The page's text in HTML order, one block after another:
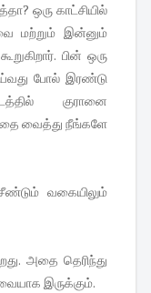
ஒரு காட்சியில்
மற்றும் இன்னும்
பின் ஒரு
போல் இரண்டு
குரானை
வைத்து நீங்களே
வகையிலும்
அதை தெரிந்து
இருக்கும்.